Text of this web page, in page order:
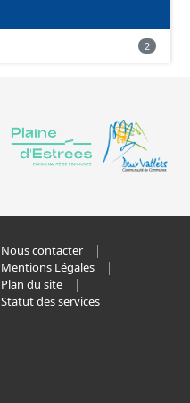
2
Nous contacter
Mentions Légales
Plan du site
Statut des services